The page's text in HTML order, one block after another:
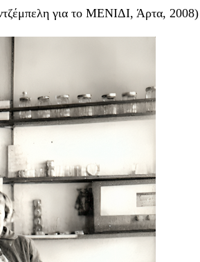
για το ΜΕΝΙΔΙ, Άρτα, 2008)